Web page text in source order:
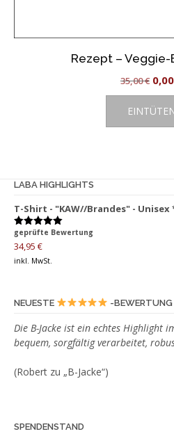
Rezept –
35,00€
war:
0,00
LABA HIGHLIGHTS
T-Shirt - "KAW//Brandes" -
Bewertet
mit5.00
von 5
geprüfte Bewertung
34,95 €
inkl. MwSt.
NEUESTE -BEWERTUNG
Die B-Jacke ist ein echtes Highlight
bequem, sorgfältig verarbeitet,
(Robert zu „B-Jacke“)
SPENDENSTAND